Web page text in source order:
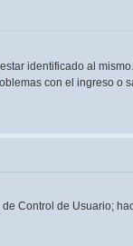
identificado al
con el ingreso o
Control de Usuario;